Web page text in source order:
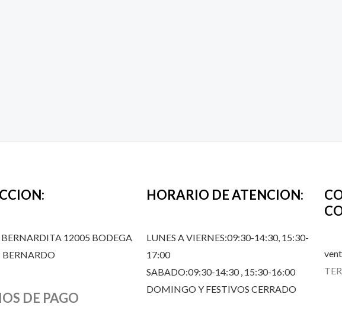
12005 BODEGA
BERNARDO
DE PAGO
HORARIO DE ATENCION:
LUNES A VIERNES:09:30-14:30, 15:30-
17:00
SABADO:09:30-14:30 , 15:30-16:00
DOMINGO Y FESTIVOS CERRADO